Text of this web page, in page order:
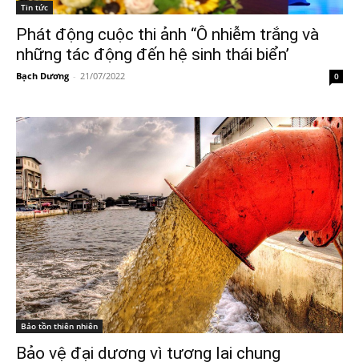
Tin tức
Phát động cuộc thi ảnh “Ô nhiễm trắng và
những tác động đến hệ sinh thái biển’
Bạch Dương - 21/07/2022 0
Bảo tồn thiên nhiên
Bảo vệ đại dương vì tương lai chung